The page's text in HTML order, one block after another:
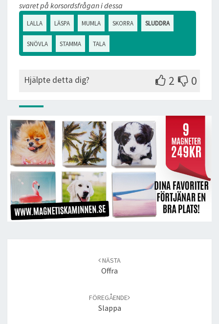
svaret på korsordsfrågan i dessa
LALLA LÄSPA MUMLA SKORRA SLUDDRA
SNÖVLA STAMMA TALA
Hjälpte detta dig? 2 0
NÄSTA
Offra
FÖREGÅENDE
Slappa